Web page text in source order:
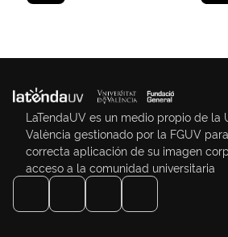
LaTendaUV es un medio propio de la
València gestionado por la FGUV
correcta aplicación de su imagen
acceso a la comunidad universitaria